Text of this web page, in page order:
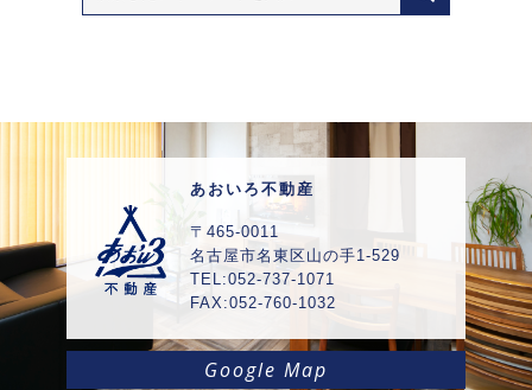
あおいろ不動産
〒465-0011
名古屋市名東区山の手1-529
TEL:052-737-1071
FAX:052-760-1032
Google Map